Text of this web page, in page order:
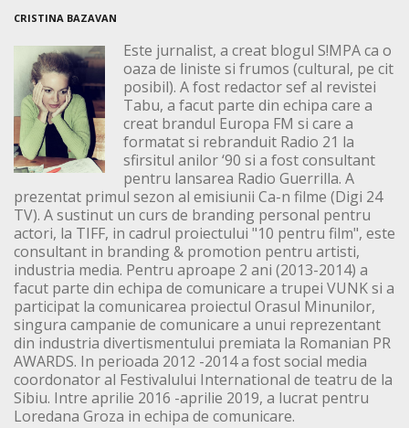
CRISTINA BAZAVAN
Este jurnalist, a creat blogul S!MPA ca o
oaza de liniste si frumos (cultural, pe cit
posibil). A fost redactor sef al revistei
Tabu, a facut parte din echipa care a
creat brandul Europa FM si care a
formatat si rebranduit Radio 21 la
sfirsitul anilor ‘90 si a fost consultant
pentru lansarea Radio Guerrilla. A
prezentat primul sezon al emisiunii Ca-n filme (Digi 24
TV). A sustinut un curs de branding personal pentru
actori, la TIFF, in cadrul proiectului "10 pentru film", este
consultant in branding & promotion pentru artisti,
industria media. Pentru aproape 2 ani (2013-2014) a
facut parte din echipa de comunicare a trupei VUNK si a
participat la comunicarea proiectul Orasul Minunilor,
singura campanie de comunicare a unui reprezentant
din industria divertismentului premiata la Romanian PR
AWARDS. In perioada 2012 -2014 a fost social media
coordonator al Festivalului International de teatru de la
Sibiu. Intre aprilie 2016 -aprilie 2019, a lucrat pentru
Loredana Groza in echipa de comunicare.